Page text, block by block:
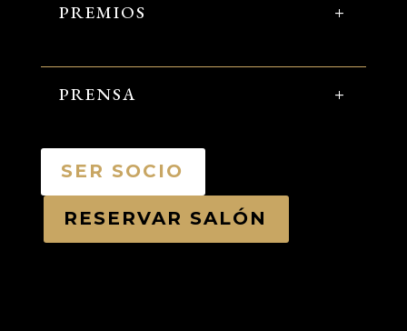
PREMIOS
PRENSA
SER SOCIO
RESERVAR SALÓN